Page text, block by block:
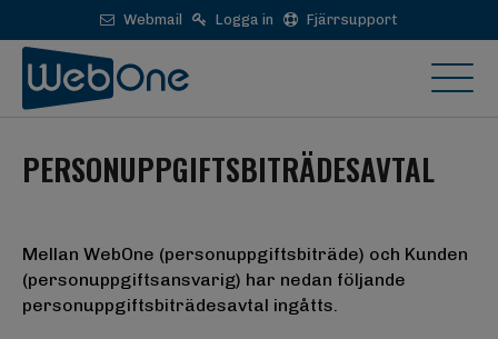
Webmail Logga in Fjärrsupport
PERSONUPPGIFTSBITRÄDESAVTAL
Mellan WebOne (personuppgiftsbiträde) och Kunden
(personuppgiftsansvarig) har nedan följande
personuppgiftsbiträdesavtal ingåtts.